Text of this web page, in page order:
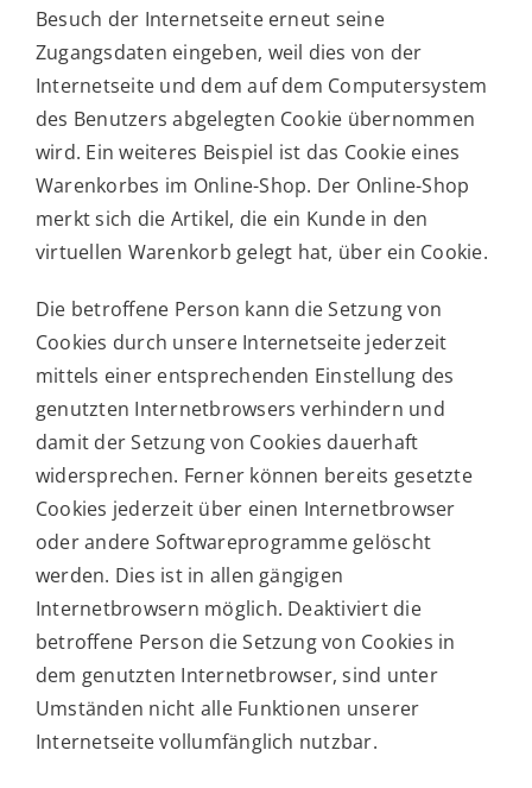
Besuch der Internetseite erneut seine
Zugangsdaten eingeben, weil dies von der
Internetseite und dem auf dem Computersystem
des Benutzers abgelegten Cookie übernommen
wird. Ein weiteres Beispiel ist das Cookie eines
Warenkorbes im Online-Shop. Der Online-Shop
merkt sich die Artikel, die ein Kunde in den
virtuellen Warenkorb gelegt hat, über ein Cookie.
Die betroffene Person kann die Setzung von
Cookies durch unsere Internetseite jederzeit
mittels einer entsprechenden Einstellung des
genutzten Internetbrowsers verhindern und
damit der Setzung von Cookies dauerhaft
widersprechen. Ferner können bereits gesetzte
Cookies jederzeit über einen Internetbrowser
oder andere Softwareprogramme gelöscht
werden. Dies ist in allen gängigen
Internetbrowsern möglich. Deaktiviert die
betroffene Person die Setzung von Cookies in
dem genutzten Internetbrowser, sind unter
Umständen nicht alle Funktionen unserer
Internetseite vollumfänglich nutzbar.